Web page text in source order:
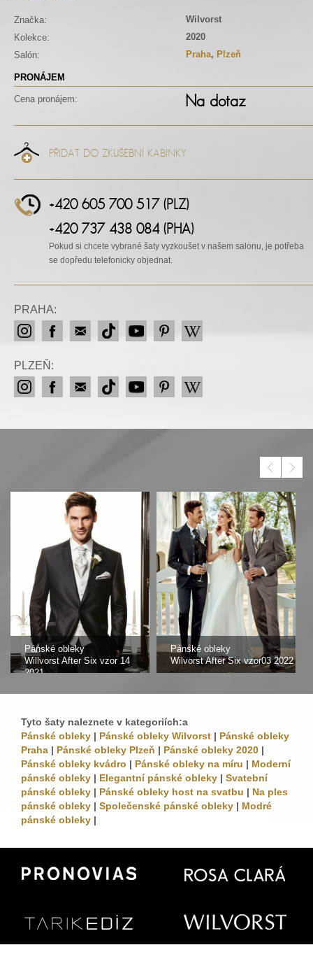
Značka:
Wilvorst
Kolekce:
2020
Salón:
Praha, Plzeň
PRONÁJEM
Cena pronájem: Na dotaz
PŘIDAT DO ZKUŠEBNÍ KABINKY
+420 605 700 517 (PLZ)
+420 737 438 084 (PHA)
Pokud si chcete vybrané šaty vyzkoušet v našem salonu, je potřeba
se dopředu telefonicky objednat.
PRAHA:
PLZEŇ:
Pánské obleky
Willvorst After Six vzor 14
2021
Pánské obleky
Wilvorst After Six vzor03 2022
Tyto šaty naleznete v kategoriích:a
Pánské obleky | Pánské obleky Wilvorst | Pánské obleky
Praha | Pánské obleky Plzeň | Pánské obleky 2020 |
Pánské obleky kvádro | Pánské obleky na míru | Moderní
pánské obleky | Elegantní pánské obleky | Svatební
pánské obleky | Pánské obleky host na svatbu | Na ples
pánské obleky | Společenské pánské obleky | Modré
pánské obleky |